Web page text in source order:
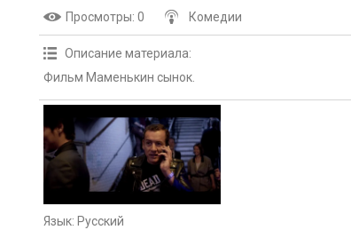
Просмотры: 0 Комедии
Описание материала:
Фильм Маменькин сынок.
Язык: Русский